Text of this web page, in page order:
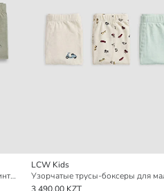
Трусы-боксеры для мальчиков с принтом динозавров, комплект из 3 штук
LCW Kids